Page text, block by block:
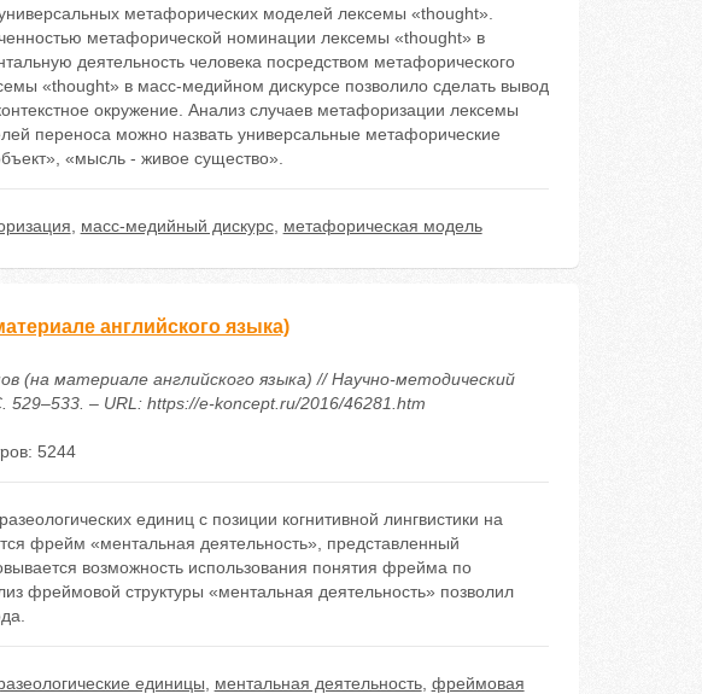
метафорических моделей лексемы «thought».
метафорической номинации лексемы «thought» в
деятельность человека посредством метафорического
«thought» в масс-медийном дискурсе позволило сделать вывод
окружение. Анализ случаев метафоризации лексемы
переноса можно назвать универсальные метафорические
«мысль - живое существо».
масс-медийный дискурс, метафорическая модель
английского языка)
(на материале английского языка) // Научно-методический
– URL: https://e-koncept.ru/2016/46281.htm
5244
единиц с позиции когнитивной лингвистики на
фрейм «ментальная деятельность», представленный
возможность использования понятия фрейма по
фреймовой структуры «ментальная деятельность» позволил
единицы ментальная деятельность, фреймовая